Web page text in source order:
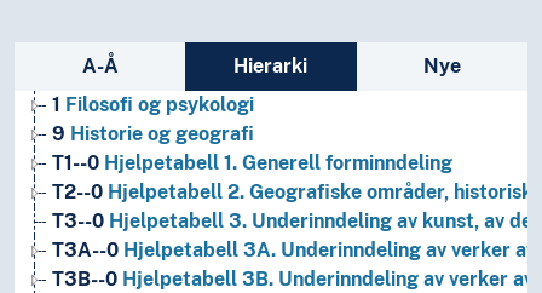
Sidefelt: navigér i vokabularet på ulike
A-Å Hierarki
Nye
1 Filosofi og psykologi
9 Historie og geografi
T1--0 Hjelpetabell 1. Generell forminndeling
T2--0 Hjelpetabell 2. Geografiske områder,
T3--0 Hjelpetabell 3. Underinndeling av kunst, av
T3A--0 Hjelpetabell 3A. Underinndeling av verker
T3B--0 Hjelpetabell 3B. Underinndeling av verker